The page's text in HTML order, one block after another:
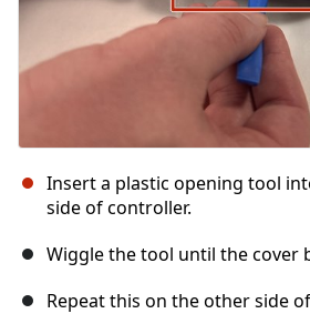
Insert a plastic opening tool
side of controller.
Wiggle the tool until the cover
Repeat this on the other side